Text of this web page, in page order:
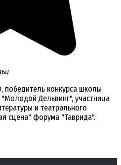
конкурса школы
Дельвинг", участница
и театрального
сцена" форума "Таврида".